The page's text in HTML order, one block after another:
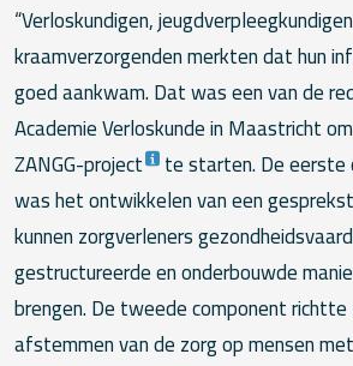
“Verloskundigen,
kraamverzorgenden merkten dat hun
goed aankwam. Dat was een van de
Academie Verloskunde in Maastricht
ZANGG-project
te starten. De eerste
was het ontwikkelen van een
kunnen zorgverleners
gestructureerde en onderbouwde
brengen. De tweede component
afstemmen van de zorg op mensen